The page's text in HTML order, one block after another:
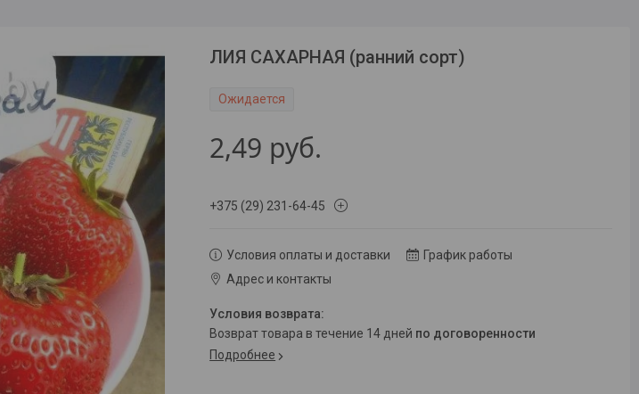
ЛИЯ САХАРНАЯ (ранний сорт)
Ожидается
2,49 руб.
+375 (29) 231-64-45
Условия оплаты и доставки
График работы
Адрес и контакты
возврат товара в течение 14 дней по договоренности
Подробнее